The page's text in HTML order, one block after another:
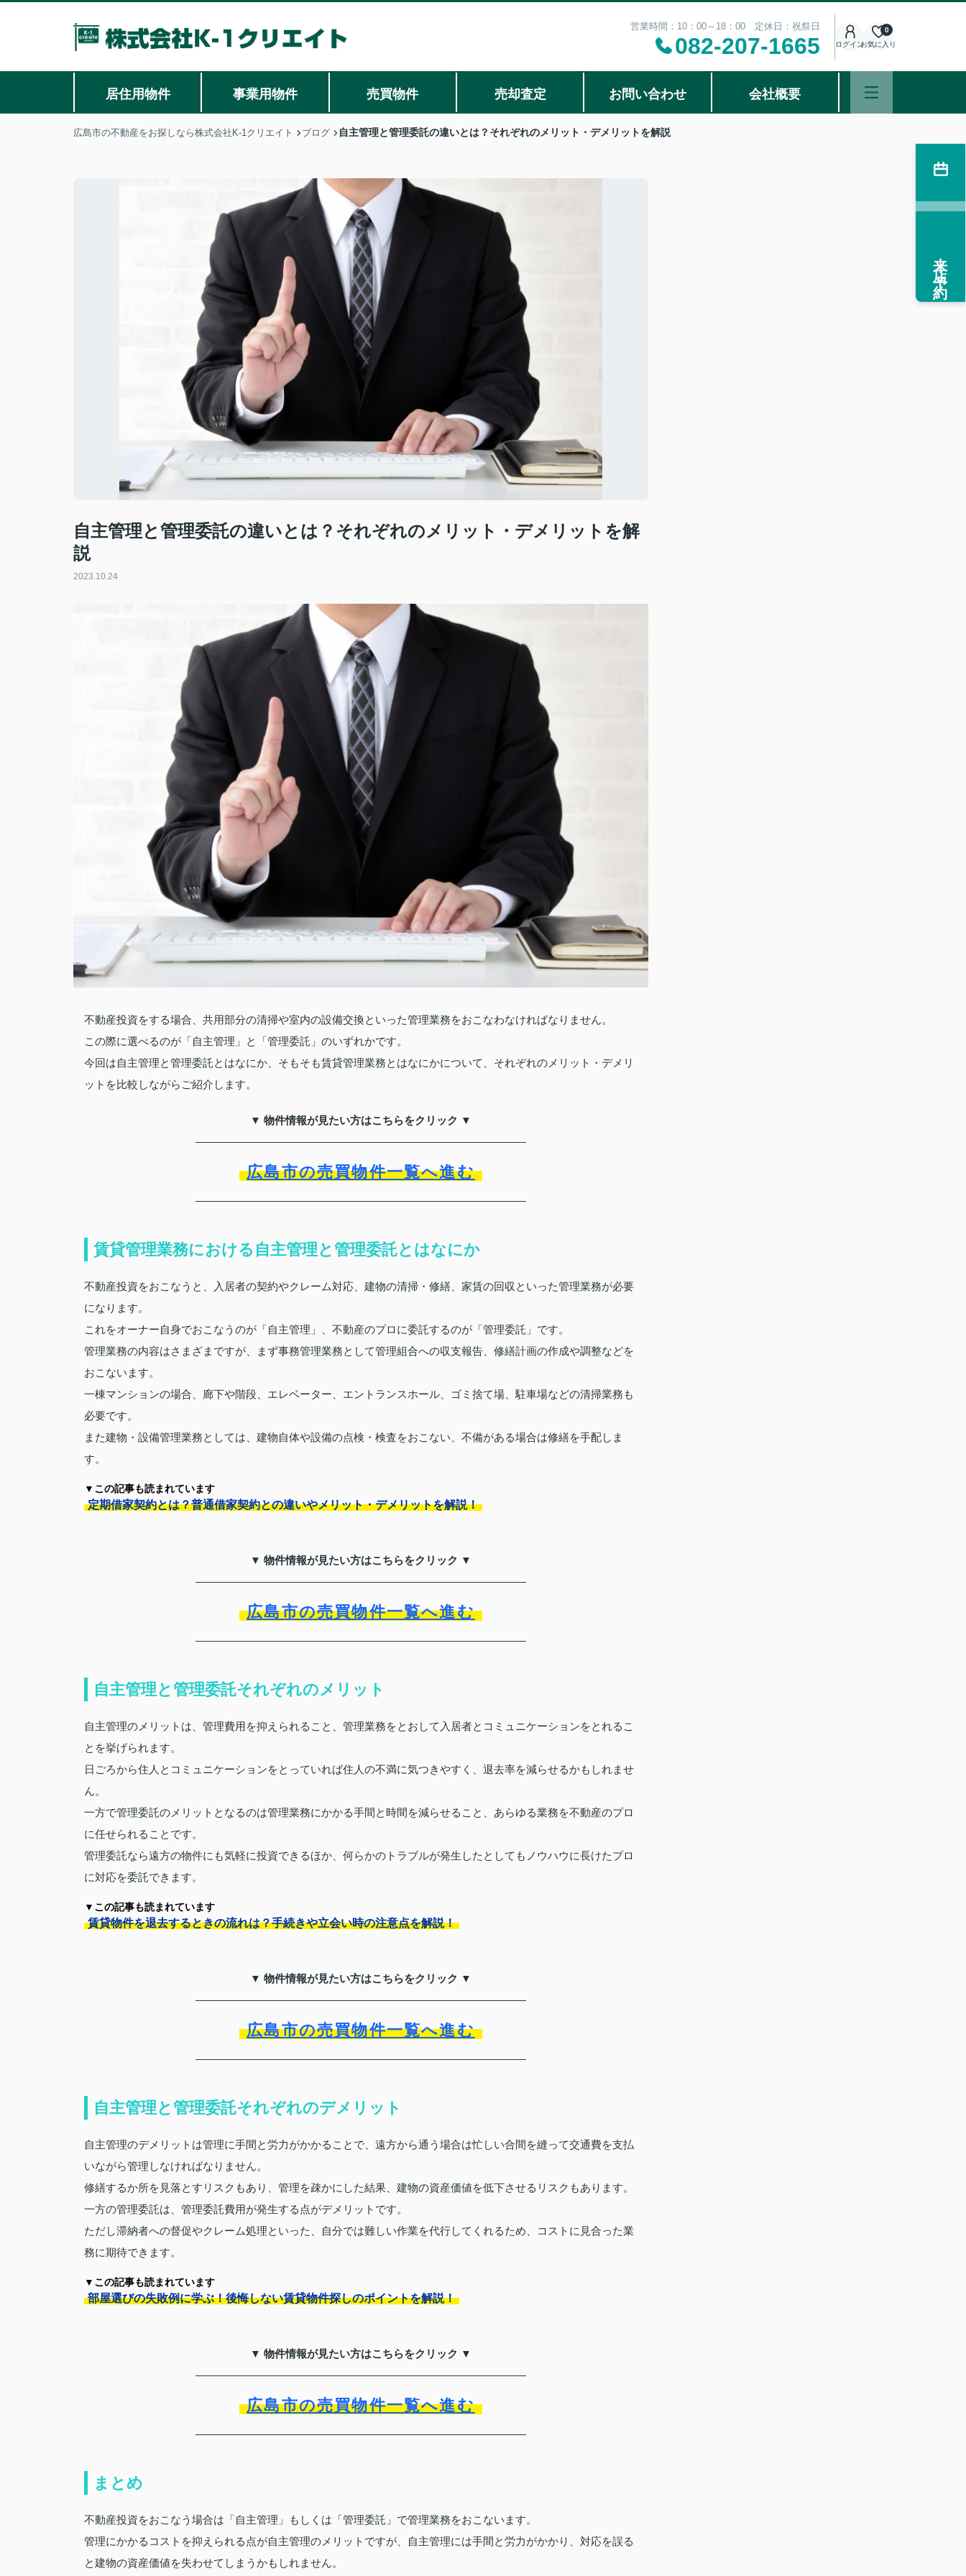
営業時間：10：00～18：00 定休日：祝祭日
082-207-1665 ログインお気に入り
0
居住用物件 事業用物件 売買物件 売却査定 お問い合わせ 会社概要
広島市の不動産をお探しなら株式会社K-1クリエイト ブログ 自主管理と管理委託の違いとは？それぞれのメリット・デメリットを解説
自主管理と管理委託の違いとは？それぞれのメリット・デメリットを解
説
2023.10.24
不動産投資をする場合、共用部分の清掃や室内の設備交換といった管理業務をおこなわなければなりません。
この際に選べるのが「自主管理」と「管理委託」のいずれかです。
今回は自主管理と管理委託とはなにか、そもそも賃貸管理業務とはなにかについて、それぞれのメリット・デメリ
ットを比較しながらご紹介します。
▼ 物件情報が見たい方はこちらをクリック ▼
広島市の売買物件一覧へ進む
賃貸管理業務における自主管理と管理委託とはなにか
不動産投資をおこなうと、入居者の契約やクレーム対応、建物の清掃・修繕、家賃の回収といった管理業務が必要
になります。
これをオーナー自身でおこなうのが「自主管理」、不動産のプロに委託するのが「管理委託」です。
管理業務の内容はさまざまですが、まず事務管理業務として管理組合への収支報告、修繕計画の作成や調整などを
おこないます。
一棟マンションの場合、廊下や階段、エレベーター、エントランスホール、ゴミ捨て場、駐車場などの清掃業務も
必要です。
また建物・設備管理業務としては、建物自体や設備の点検・検査をおこない、不備がある場合は修繕を手配しま
す。
▼この記事も読まれています
定期借家契約とは？普通借家契約との違いやメリット・デメリットを解説！
▼ 物件情報が見たい方はこちらをクリック ▼
広島市の売買物件一覧へ進む
自主管理と管理委託それぞれのメリット
自主管理のメリットは、管理費用を抑えられること、管理業務をとおして入居者とコミュニケーションをとれるこ
とを挙げられます。
日ごろから住人とコミュニケーションをとっていれば住人の不満に気つきやすく、退去率を減らせるかもしれませ
ん。
一方で管理委託のメリットとなるのは管理業務にかかる手間と時間を減らせること、あらゆる業務を不動産のプロ
に任せられることです。
管理委託なら遠方の物件にも気軽に投資できるほか、何らかのトラブルが発生したとしてもノウハウに長けたプロ
に対応を委託できます。
▼この記事も読まれています
賃貸物件を退去するときの流れは？手続きや立会い時の注意点を解説！
▼ 物件情報が見たい方はこちらをクリック ▼
広島市の売買物件一覧へ進む
自主管理と管理委託それぞれのデメリット
自主管理のデメリットは管理に手間と労力がかかることで、遠方から通う場合は忙しい合間を縫って交通費を支払
いながら管理しなければなりません。
修繕するか所を見落とすリスクもあり、管理を疎かにした結果、建物の資産価値を低下させるリスクもあります。
一方の管理委託は、管理委託費用が発生する点がデメリットです。
ただし滞納者への督促やクレーム処理といった、自分では難しい作業を代行してくれるため、コストに見合った業
務に期待できます。
▼この記事も読まれています
部屋選びの失敗例に学ぶ！後悔しない賃貸物件探しのポイントを解説！
▼ 物件情報が見たい方はこちらをクリック ▼
広島市の売買物件一覧へ進む
まとめ
不動産投資をおこなう場合は「自主管理」もしくは「管理委託」で管理業務をおこないます。
管理にかかるコストを抑えられる点が自主管理のメリットですが、自主管理には手間と労力がかかり、対応を誤る
と建物の資産価値を失わせてしまうかもしれません。
来店予約